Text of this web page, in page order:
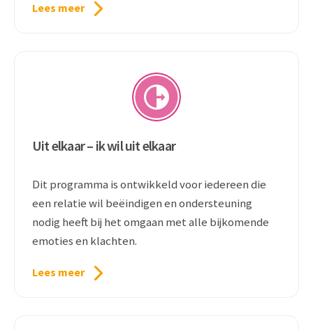
Lees meer
Uit elkaar – ik wil uit elkaar
Dit programma is ontwikkeld voor iedereen die
een relatie wil beëindigen en ondersteuning
nodig heeft bij het omgaan met alle bijkomende
emoties en klachten.
Lees meer